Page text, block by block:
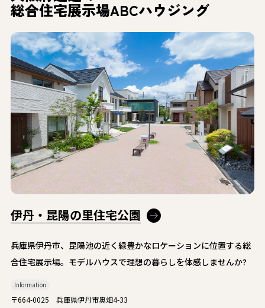
総合住宅展示場ABCハウジング
伊丹・昆陽の里住宅公園
兵庫県伊丹市、昆陽池の近く緑豊かなロケーションに位置する総
合住宅展示場。モデルハウスで理想の暮らしを体感しませんか?
Information
〒664-0025 兵庫県伊丹市奥畑4-33